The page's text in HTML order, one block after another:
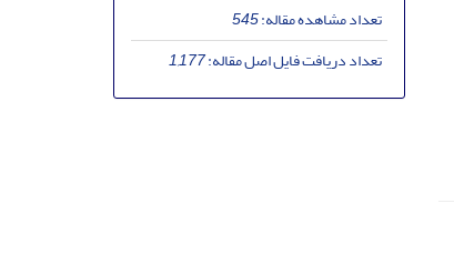
تعداد مشاهده مقاله:545
تعداد دریافت فایل اصل مقاله:1,177